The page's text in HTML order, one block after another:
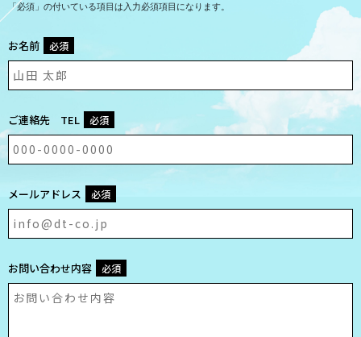
「必須」の付いている項目は入力必須項目になります。
お名前 必須
ご連絡先 TEL 必須
メールアドレス 必須
お問い合わせ内容 必須